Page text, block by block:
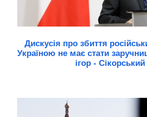
Дискусія про збиття
Україною не має стати
ігор - Сікорський